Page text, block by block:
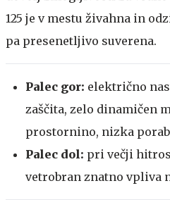
125 je v mestu živahna in
pa presenetljivo suverena.
Palec gor: električno
zaščita, zelo dinamičen
prostornino, nizka
Palec dol: pri večji
vetrobran znatno vpliva